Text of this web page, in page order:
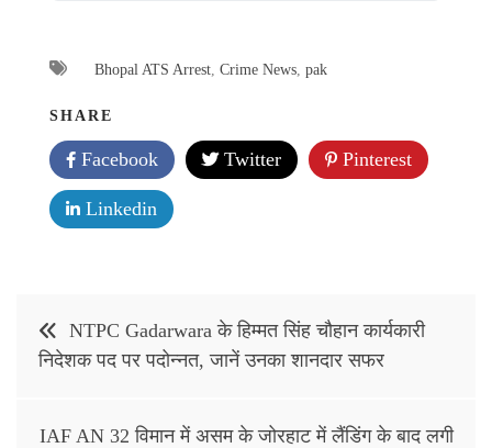
Bhopal ATS Arrest Crime News pak
SHARE
Facebook Twitter Pinterest
Linkedin
navigation
NTPC Gadarwara के हिम्मत सिंह चौहान कार्यकारी
निदेशक पद पर पदोन्नत, जानें उनका शानदार सफर
IAF AN 32 विमान में असम के जोरहाट में लैंडिंग के बाद लगी